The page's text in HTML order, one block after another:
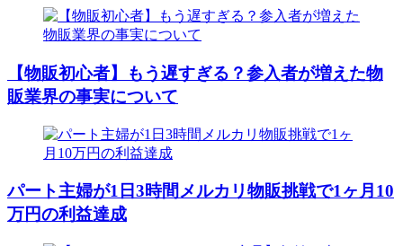
【物販初心者】もう遅すぎる？参入者が増えた物
販業界の事実について
パート主婦が1日3時間メルカリ物販挑戦で1ヶ月10
万円の利益達成